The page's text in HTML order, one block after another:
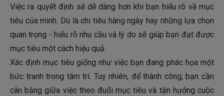
Việc ra quyết định sẽ dễ dàng hơn khi bạn hiểu rõ về mục
tiêu của mình. Dù là chi tiêu hàng ngày hay những lựa chọn
quan trọng - hiểu rõ nhu cầu và lý do sẽ giúp bạn đạt được
mục tiêu một cách hiệu quả.
Xác định mục tiêu giống như việc bạn đang phác họa một
bức tranh trong tâm trí. Tuy nhiên, để thành công, bạn cần
cân bằng giữa việc theo đuổi mục tiêu và tận hưởng cuộc